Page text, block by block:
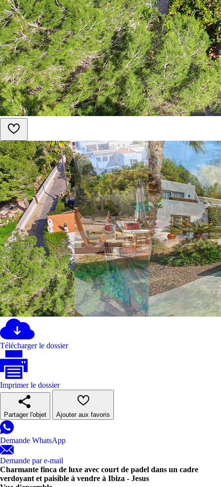
Télécharger le dossier
Imprimer le dossier
Partager l'objet Ajouter aux favoris
Demande WhatsApp
Demande par e-mail
Charmante finca de luxe avec court de padel dans un cadre
verdoyant et paisible à vendre à Ibiza - Jesus